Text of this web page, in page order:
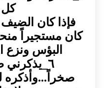
فإذا كان الضيف
كان مستجيراً
البؤس